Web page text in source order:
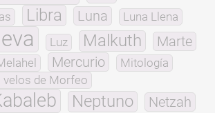
Libra Luna Luna Llena
Luz Malkuth Marte
Mercurio
Mitología
velos de Morfeo
Neptuno Netzah